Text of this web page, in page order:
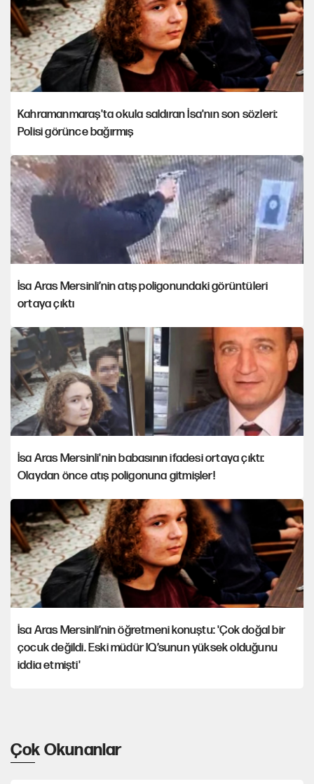
Kahramanmaraş'ta okula saldıran İsa'nın son sözleri:
Polisi görünce bağırmış
İsa Aras Mersinli’nin atış poligonundaki görüntüleri
ortaya çıktı
İsa Aras Mersinli'nin babasının ifadesi ortaya çıktı:
Olaydan önce atış poligonuna gitmişler!
İsa Aras Mersinli’nin öğretmeni konuştu: 'Çok doğal bir
çocuk değildi. Eski müdür IQ’sunun yüksek olduğunu
iddia etmişti'
Çok Okunanlar